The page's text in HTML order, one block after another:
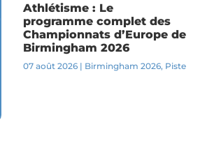
Athlétisme : Le
programme complet des
Championnats d’Europe de
Birmingham 2026
07 août 2026 | Birmingham 2026, Piste